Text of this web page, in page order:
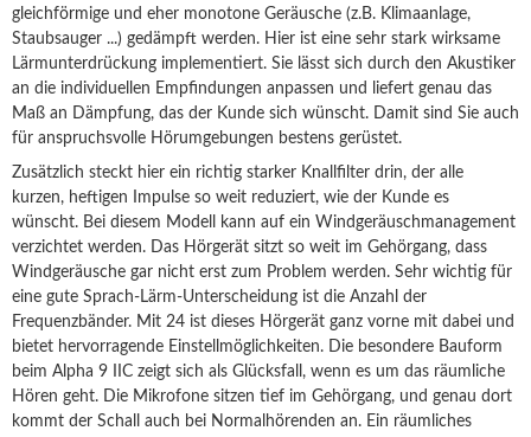
gleichförmige und eher monotone Geräusche (z.B. Klimaanlage,
Staubsauger ...) gedämpft werden. Hier ist eine sehr stark wirksame
Lärmunterdrückung implementiert. Sie lässt sich durch den Akustiker
an die individuellen Empfindungen anpassen und liefert genau das
Maß an Dämpfung, das der Kunde sich wünscht. Damit sind Sie auch
für anspruchsvolle Hörumgebungen bestens gerüstet.
Zusätzlich steckt hier ein richtig starker Knallfilter drin, der alle
kurzen, heftigen Impulse so weit reduziert, wie der Kunde es
wünscht. Bei diesem Modell kann auf ein Windgeräuschmanagement
verzichtet werden. Das Hörgerät sitzt so weit im Gehörgang, dass
Windgeräusche gar nicht erst zum Problem werden. Sehr wichtig für
eine gute Sprach-Lärm-Unterscheidung ist die Anzahl der
Frequenzbänder. Mit 24 ist dieses Hörgerät ganz vorne mit dabei und
bietet hervorragende Einstellmöglichkeiten. Die besondere Bauform
beim Alpha 9 IIC zeigt sich als Glücksfall, wenn es um das räumliche
Hören geht. Die Mikrofone sitzen tief im Gehörgang, und genau dort
kommt der Schall auch bei Normalhörenden an. Ein räumliches